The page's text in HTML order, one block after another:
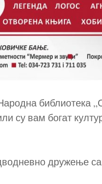
библиотека
су вам богат
дружење са